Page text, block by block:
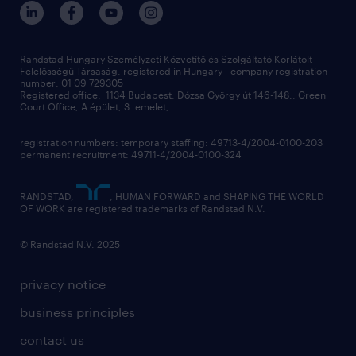
contact us
professional
digital
contact us
our offices
sustainability
privacy notice
business principles
contact us
Randstad Hungary Személyzeti Közvetítő és Szolgáltató Korlátolt
Felelősségű Társaság, registered in Hungary - company registration
number: 01 09 729305
Registered office: 1134 Budapest, Dózsa György út 146-148., Green
Court Office, A épület, 3. emelet,
registration numbers: temporary staffing: 49713-4/2004-0100-203
permanent recruitment: 49711-4/2004-0100-324
RANDSTAD,
, HUMAN FORWARD and SHAPING THE WORLD
OF WORK are registered trademarks of Randstad N.V.
© Randstad N.V. 2025